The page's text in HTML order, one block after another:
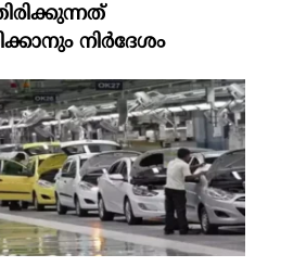
നിർദേശം